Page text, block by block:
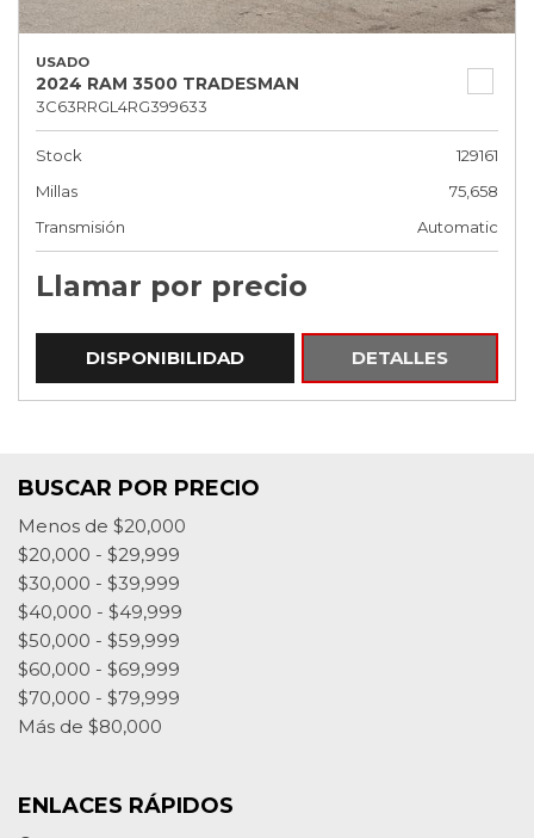
USADO
2024 RAM 3500 TRADESMAN
3C63RRGL4RG399633
Stock
129161
Millas
75,658
Transmisión
Automatic
Llamar por precio
DISPONIBILIDAD DETALLES
BUSCAR POR PRECIO
Menos de $20,000
$20,000 - $29,999
$30,000 - $39,999
$40,000 - $49,999
$50,000 - $59,999
$60,000 - $69,999
$70,000 - $79,999
Más de $80,000
ENLACES RÁPIDOS